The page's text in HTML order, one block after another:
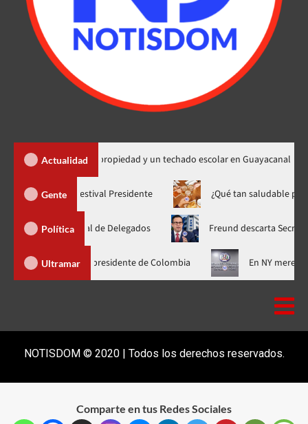
Actualidad
títulos de propiedad y un techado escolar en Guayacanal
Gente
Yiyo Sarante se suma al Festival Presidente ¿Qué tan
Política
Nacional de Delegados Freund descarta Secretaría de
Ultramar
asistir a la investidura del nuevo presidente de Colombia
NOTISDOM © 2020 | Todos los derechos reservados.
Comparte en tus Redes Sociales